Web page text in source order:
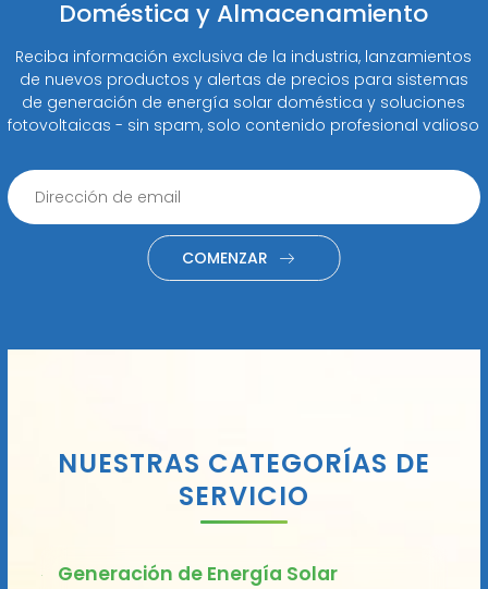
Doméstica y Almacenamiento
Reciba información exclusiva de la industria, lanzamientos
de nuevos productos y alertas de precios para sistemas
de generación de energía solar doméstica y soluciones
fotovoltaicas - sin spam, solo contenido profesional valioso
COMENZAR
NUESTRAS CATEGORÍAS DE
SERVICIO
Generación de Energía Solar